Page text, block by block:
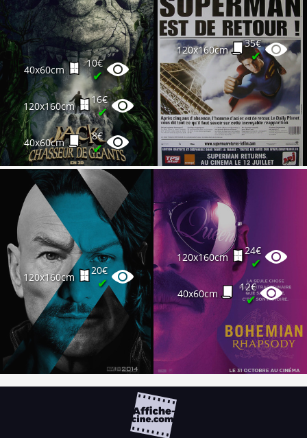
40x60cm
10€
✔
120x160cm
16€
✔
40x60cm
8€
✔
40x60cm
8€
✔
120x160cm
35€
✔
120x160cm
20€
✔
120x160cm
24€
✔
40x60cm
12€
✔